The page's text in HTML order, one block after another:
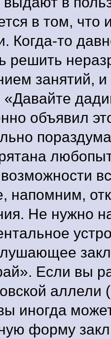
в том, что
Когда-то
решить
занятий,
«Давайте
объявил
напомним,
Не нужно
Если вы
аллели
иногда
форму